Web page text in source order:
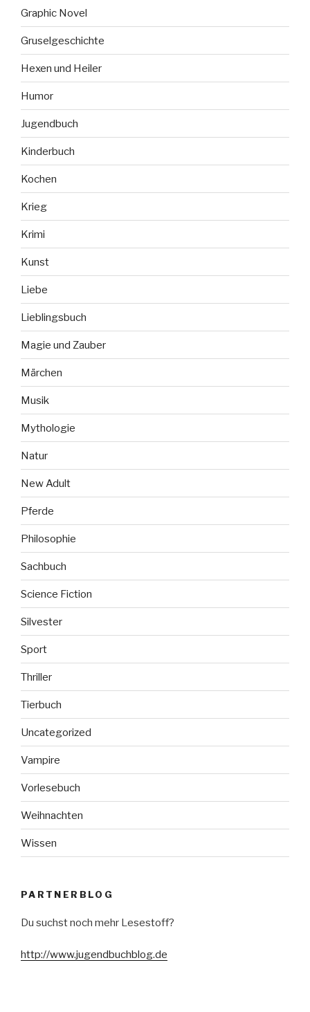
Graphic Novel
Gruselgeschichte
Hexen und Heiler
Humor
Jugendbuch
Kinderbuch
Kochen
Krieg
Krimi
Kunst
Liebe
Lieblingsbuch
Magie und Zauber
Märchen
Musik
Mythologie
Natur
New Adult
Pferde
Philosophie
Sachbuch
Science Fiction
Silvester
Sport
Thriller
Tierbuch
Uncategorized
Vampire
Vorlesebuch
Weihnachten
Wissen
PARTNERBLOG
Du suchst noch mehr Lesestoff?
http://www.jugendbuchblog.de